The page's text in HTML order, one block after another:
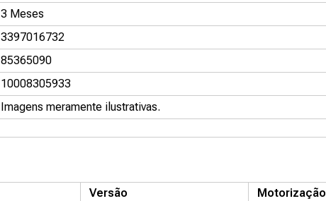
3 Meses
3397016732
85365090
10008305933
Imagens meramente ilustrativas.
Versão Motorização